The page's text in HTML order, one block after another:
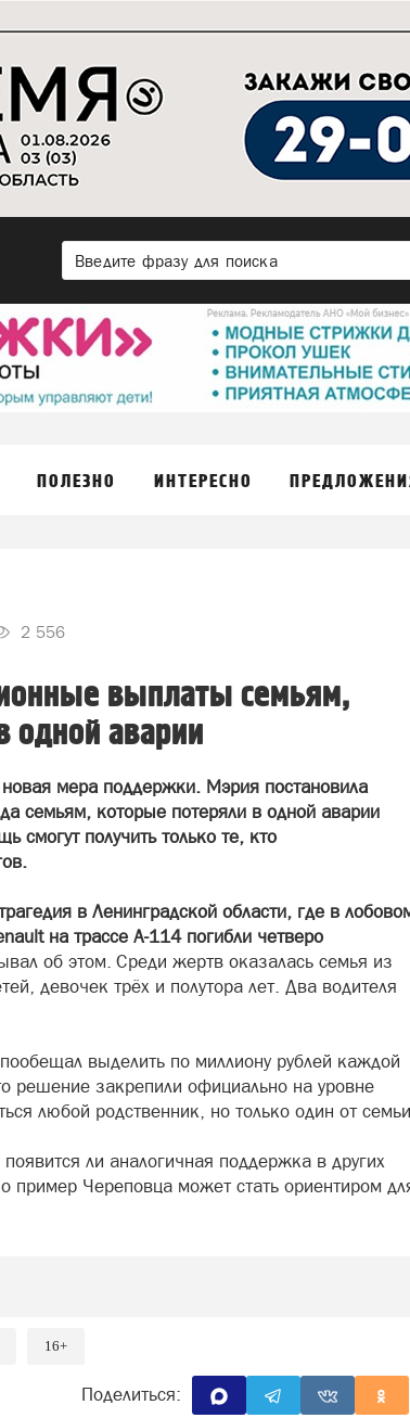
ПОЛЕЗНО ИНТЕРЕСНО
2 556
выплаты семьям,
одной аварии
мера поддержки. Мэрия постановила
семьям, которые потеряли в одной аварии
смогут получить только те, кто
в Ленинградской области, где в
на трассе А-114 погибли четверо
об этом. Среди жертв оказалась семья из
девочек трёх и полутора лет. Два водителя
выделить по миллиону рублей каждой
решение закрепили официально на уровне
любой родственник, но только один от
ли аналогичная поддержка в других
пример Череповца может стать ориентиром
16+
Поделиться: